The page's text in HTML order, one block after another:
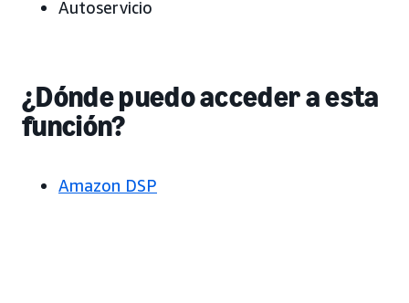
Autoservicio
¿Dónde puedo acceder a esta
función?
Amazon DSP